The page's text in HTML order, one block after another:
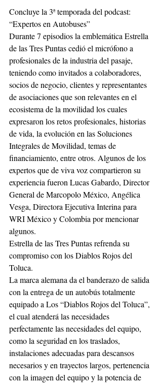
Concluye la 3ª temporada del podcast:
“Expertos en Autobuses”
Durante 7 episodios la emblemática Estrella
de las Tres Puntas cedió el micrófono a
profesionales de la industria del pasaje,
teniendo como invitados a colaboradores,
socios de negocio, clientes y representantes
de asociaciones que son relevantes en el
ecosistema de la movilidad los cuales
expresaron los retos profesionales, historias
de vida, la evolución en las Soluciones
Integrales de Movilidad, temas de
financiamiento, entre otros. Algunos de los
expertos que de viva voz compartieron su
experiencia fueron Lucas Gabardo, Director
General de Marcopolo México, Angélica
Vesga, Directora Ejecutiva Interina para
WRI México y Colombia por mencionar
algunos.
Estrella de las Tres Puntas refrenda su
compromiso con los Diablos Rojos del
Toluca.
La marca alemana da el banderazo de salida
con la entrega de un autobús totalmente
equipado a Los “Diablos Rojos del Toluca”,
el cual atenderá las necesidades
perfectamente las necesidades del equipo,
como la seguridad en los traslados,
instalaciones adecuadas para descansos
necesarios y en trayectos largos, pertenencia
con la imagen del equipo y la potencia de